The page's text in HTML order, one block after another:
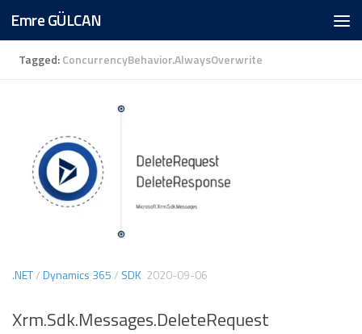
Skip to content
Emre GÜLCAN
Tagged:ConcurrencyBehavior.AlwaysOverwrite
.NET/Dynamics 365/ SDK 2020-09-06
Xrm.Sdk.Messages.DeleteRequest